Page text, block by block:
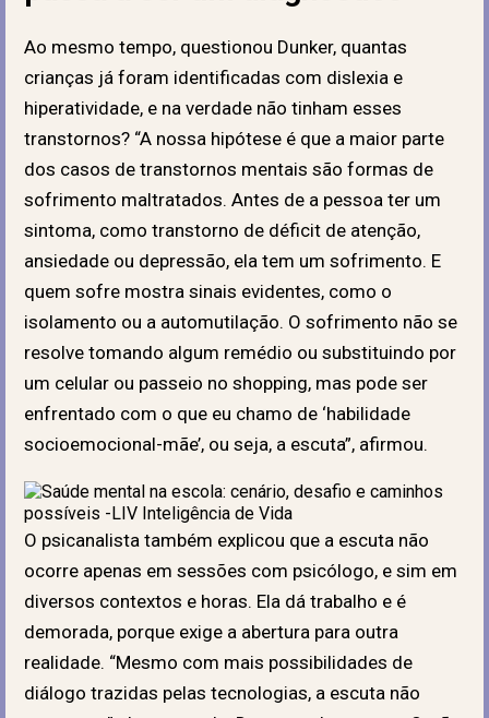
Ao mesmo tempo, questionou Dunker, quantas
crianças já foram identificadas com dislexia e
hiperatividade, e na verdade não tinham esses
transtornos? “A nossa hipótese é que a maior parte
dos casos de transtornos mentais são formas de
sofrimento maltratados. Antes de a pessoa ter um
sintoma, como transtorno de déficit de atenção,
ansiedade ou depressão, ela tem um sofrimento. E
quem sofre mostra sinais evidentes, como o
isolamento ou a automutilação. O sofrimento não se
resolve tomando algum remédio ou substituindo por
um celular ou passeio no shopping, mas pode ser
enfrentado com o que eu chamo de ‘habilidade
socioemocional-mãe’, ou seja, a escuta”, afirmou.
O psicanalista também explicou que a escuta não
ocorre apenas em sessões com psicólogo, e sim em
diversos contextos e horas. Ela dá trabalho e é
demorada, porque exige a abertura para outra
realidade. “Mesmo com mais possibilidades de
diálogo trazidas pelas tecnologias, a escuta não